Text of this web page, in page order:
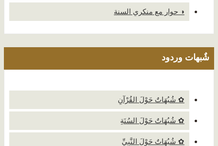
◑ حوار مع منكري السنة
شٌبهات وردود
✿ شُبُهَاتٌ حَوْلَ القُرْآنِ
✿ شُبُهَاتٌ حَوْلَ السُنَةِ
✿ شُبُهَاتٌ حَوْلَ النَّبِيِّ